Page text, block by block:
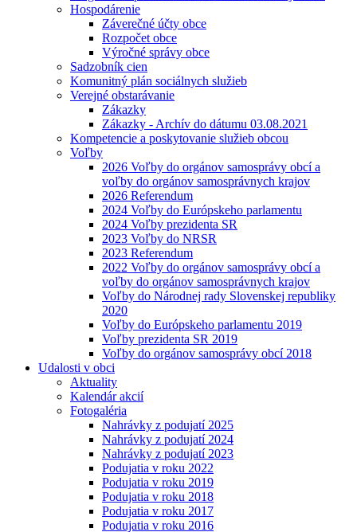
Hospodárenie
Záverečné účty obce
Rozpočet obce
Výročné správy obce
Sadzobník cien
Komunitný plán sociálnych služieb
Verejné obstarávanie
Zákazky
Zákazky - Archív do dátumu 03.08.2021
Kompetencie a poskytovanie služieb obcou
Voľby
2026 Voľby do orgánov samosprávy obcí a
voľby do orgánov samosprávnych krajov
2026 Referendum
2024 Voľby do Európskeho parlamentu
2024 Voľby prezidenta SR
2023 Voľby do NRSR
2023 Referendum
2022 Voľby do orgánov samosprávy obcí a
voľby do orgánov samosprávnych krajov
Voľby do Národnej rady Slovenskej republiky
2020
Voľby do Európskeho parlamentu 2019
Voľby prezidenta SR 2019
Voľby do orgánov samosprávy obcí 2018
Udalosti v obci
Aktuality
Kalendár akcií
Fotogaléria
Nahrávky z podujatí 2025
Nahrávky z podujatí 2024
Nahrávky z podujatí 2023
Podujatia v roku 2022
Podujatia v roku 2019
Podujatia v roku 2018
Podujatia v roku 2017
Podujatia v roku 2016